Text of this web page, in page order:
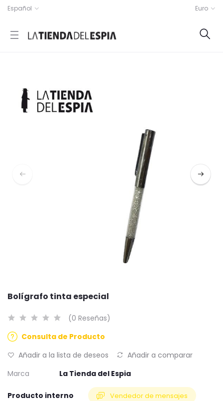
Español Euro
Bolígrafo tinta especial
(0 Reseñas)
Consulta de Producto
Añadir a la lista de deseos
Añadir a comparar
Marca
La Tienda del Espia
Producto interno Vendedor de mensajes